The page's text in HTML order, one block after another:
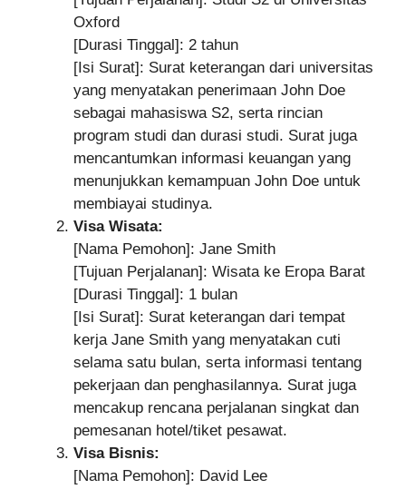
Oxford
[Durasi Tinggal]: 2 tahun
[Isi Surat]: Surat keterangan dari universitas
yang menyatakan penerimaan John Doe
sebagai mahasiswa S2, serta rincian
program studi dan durasi studi. Surat juga
mencantumkan informasi keuangan yang
menunjukkan kemampuan John Doe untuk
membiayai studinya.
Visa Wisata:
[Nama Pemohon]: Jane Smith
[Tujuan Perjalanan]: Wisata ke Eropa Barat
[Durasi Tinggal]: 1 bulan
[Isi Surat]: Surat keterangan dari tempat
kerja Jane Smith yang menyatakan cuti
selama satu bulan, serta informasi tentang
pekerjaan dan penghasilannya. Surat juga
mencakup rencana perjalanan singkat dan
pemesanan hotel/tiket pesawat.
Visa Bisnis:
[Nama Pemohon]: David Lee